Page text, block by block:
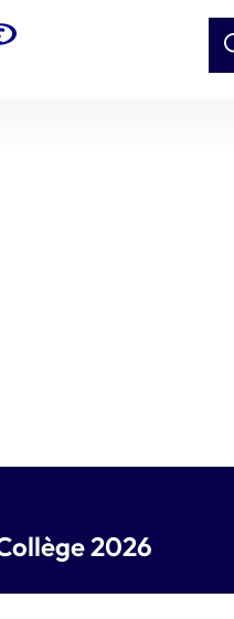
2026